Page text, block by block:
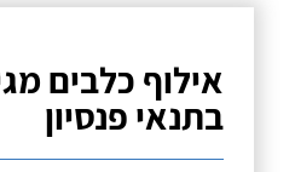
אילוף כלבים
בתנאי פנסיון